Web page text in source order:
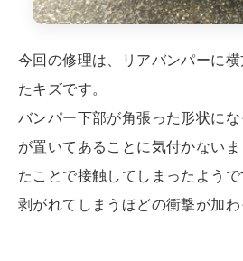
今回の修理は、リアバンパーに
たキズです。
バンパー下部が角張った形状に
が置いてあることに気付かない
たことで接触してしまったよう
剥がれてしまうほどの衝撃が加わ